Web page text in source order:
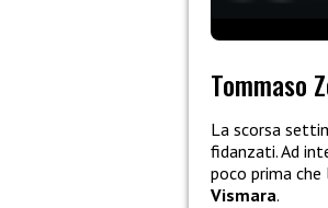
Tommaso
La scorsa
fidanzati. Ad
poco prima che
Vismara.